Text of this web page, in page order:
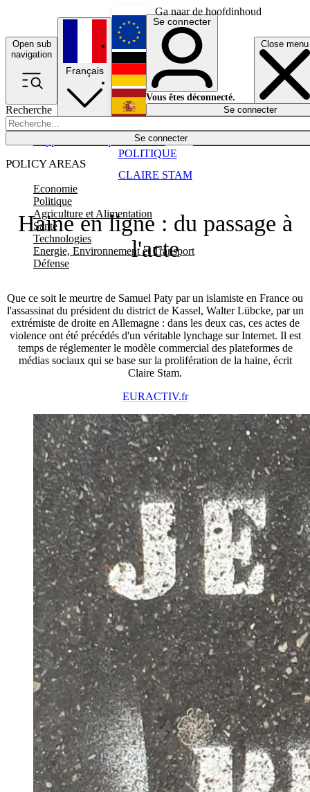
Ga naar de hoofdinhoud
Open sub
navigation
Close menu
Recherche
Se connecter
POLICY AREAS
Economie
Politique
Agriculture et Alimentation
Santé
Technologies
Energie, Environnement et Transport
Défense
Économie
Français
English
Deutsch
Español
Se connecter
Vous êtes déconnecté.
Se connecter
Haine en ligne : du passage à
l'acte
Que ce soit le meurtre de Samuel Paty par un islamiste en France ou
l'assassinat du président du district de Kassel, Walter Lübcke, par un
extrémiste de droite en Allemagne : dans les deux cas, ces actes de
violence ont été précédés d'un véritable lynchage sur Internet. Il est
temps de réglementer le modèle commercial des plateformes de
médias sociaux qui se base sur la prolifération de la haine, écrit
Claire Stam.
CLAIRE STAM
POLITIQUE
EURACTIV.fr